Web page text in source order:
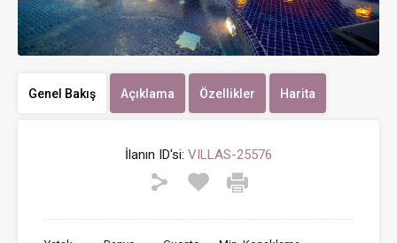
Genel Bakış Açıklama Özellikler Harita
İlanın ID'si: VILLAS-25576